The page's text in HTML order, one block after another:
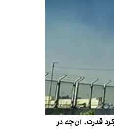
قدرت. آن‌چه در